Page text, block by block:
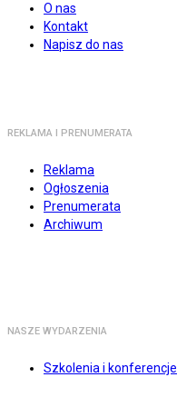
O nas
Kontakt
Napisz do nas
REKLAMA I PRENUMERATA
Reklama
Ogłoszenia
Prenumerata
Archiwum
NASZE WYDARZENIA
Szkolenia i konferencje